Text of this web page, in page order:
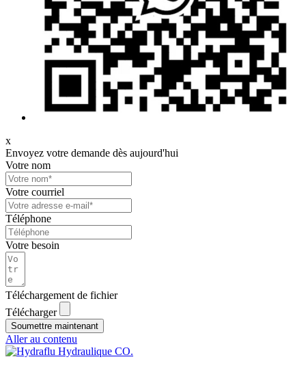
x
Envoyez votre demande dès aujourd'hui
Votre nom
Votre courriel
Téléphone
Votre besoin
Téléchargement de fichier
Télécharger
Soumettre maintenant
Aller au contenu